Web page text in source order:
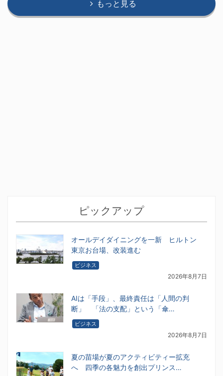
もっと見る
ピックアップ
オールデイダイニングを一新 ヒルトン
東京お台場、改装進む
ビジネス
2026年8月7日
AIは「手段」、最終責任は「人間の判
断」 「法の支配」という「傘…
ビジネス
2026年8月7日
夏の苗場が夏のアクティビティー拡充
へ 四季の各魅力を創出プリンス…